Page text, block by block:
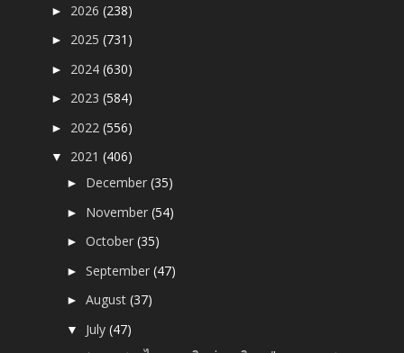
► 2026(238)
► 2025(731)
► 2024(630)
► 2023(584)
► 2022(556)
▼ 2021(406)
► December(35)
► November(54)
►October(35)
►September(47)
►August(37)
▼ July(47)